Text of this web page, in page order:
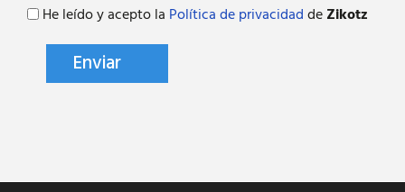
He leído y acepto la Política de privacidaddeZikotz